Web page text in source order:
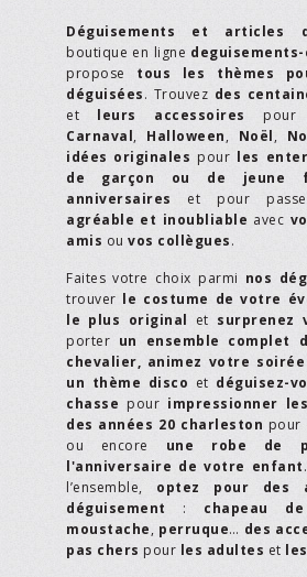
Déguisements et articles
boutique en ligne deguisements-
propose tous les thèmes
déguisées. Trouvez des
et leurs accessoires pour
Carnaval, Halloween, Noël,
idées originales pour les
de garçon ou de jeune
anniversaires et pour
agréable et inoubliable avec
amis ou vos collègues.
Faites votre choix parmi nos
trouver le costume de votre
le plus original et surprenez
porter un ensemble complet
chevalier, animez votre
un thème disco et déguisez-
chasse pour impressionner
des années 20 charleston pour
ou encore une robe de
l'anniversaire de votre enfant
l’ensemble, optez pour des
déguisement : chapeau
moustache, perruque… des
pas chers pour les adultes et